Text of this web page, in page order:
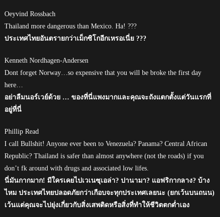
Oeyvind Rossbach
Thailand more dangerous than Mexico. Ha! ???
ประเทศไทยอันตรายกว่าเม็กซิโกอีกเหรอเนี่ย ???
Kenneth Nordhagen-Andersen
Dont forget Norway…so expensive that you will be broke the first day
here…
อย่าลืมนอร์เวย์ด้วย … ของที่นี่แพงมากและคุณจะถังแตกตั้งแต่วันแรกที่
อยู่ที่นี่
Phillip Read
I call Bullshit! Anyone ever been to Venezuela? Panama? Central African
Republic? Thailand is safer than almost anywhere (not the roads) if you
don’t fk around with drugs and associated low lifes.
นี่มันกากมาก! มีใครเคยไปเวเนซุเอล่า? ปานามา? แอฟริกากลาง? บ้าง
ไหม ประเทศไทยปลอดภัยกว่าเกือบจะทุกประเทศเลยนะ (ยกเว้นบนถนน)
เว้นแต่คุณจะไปยุ่งเกี่ยวกับสิ่งเสพติดหรือสิ่งที่ทำให้ชีวิตตกต่ำเอง